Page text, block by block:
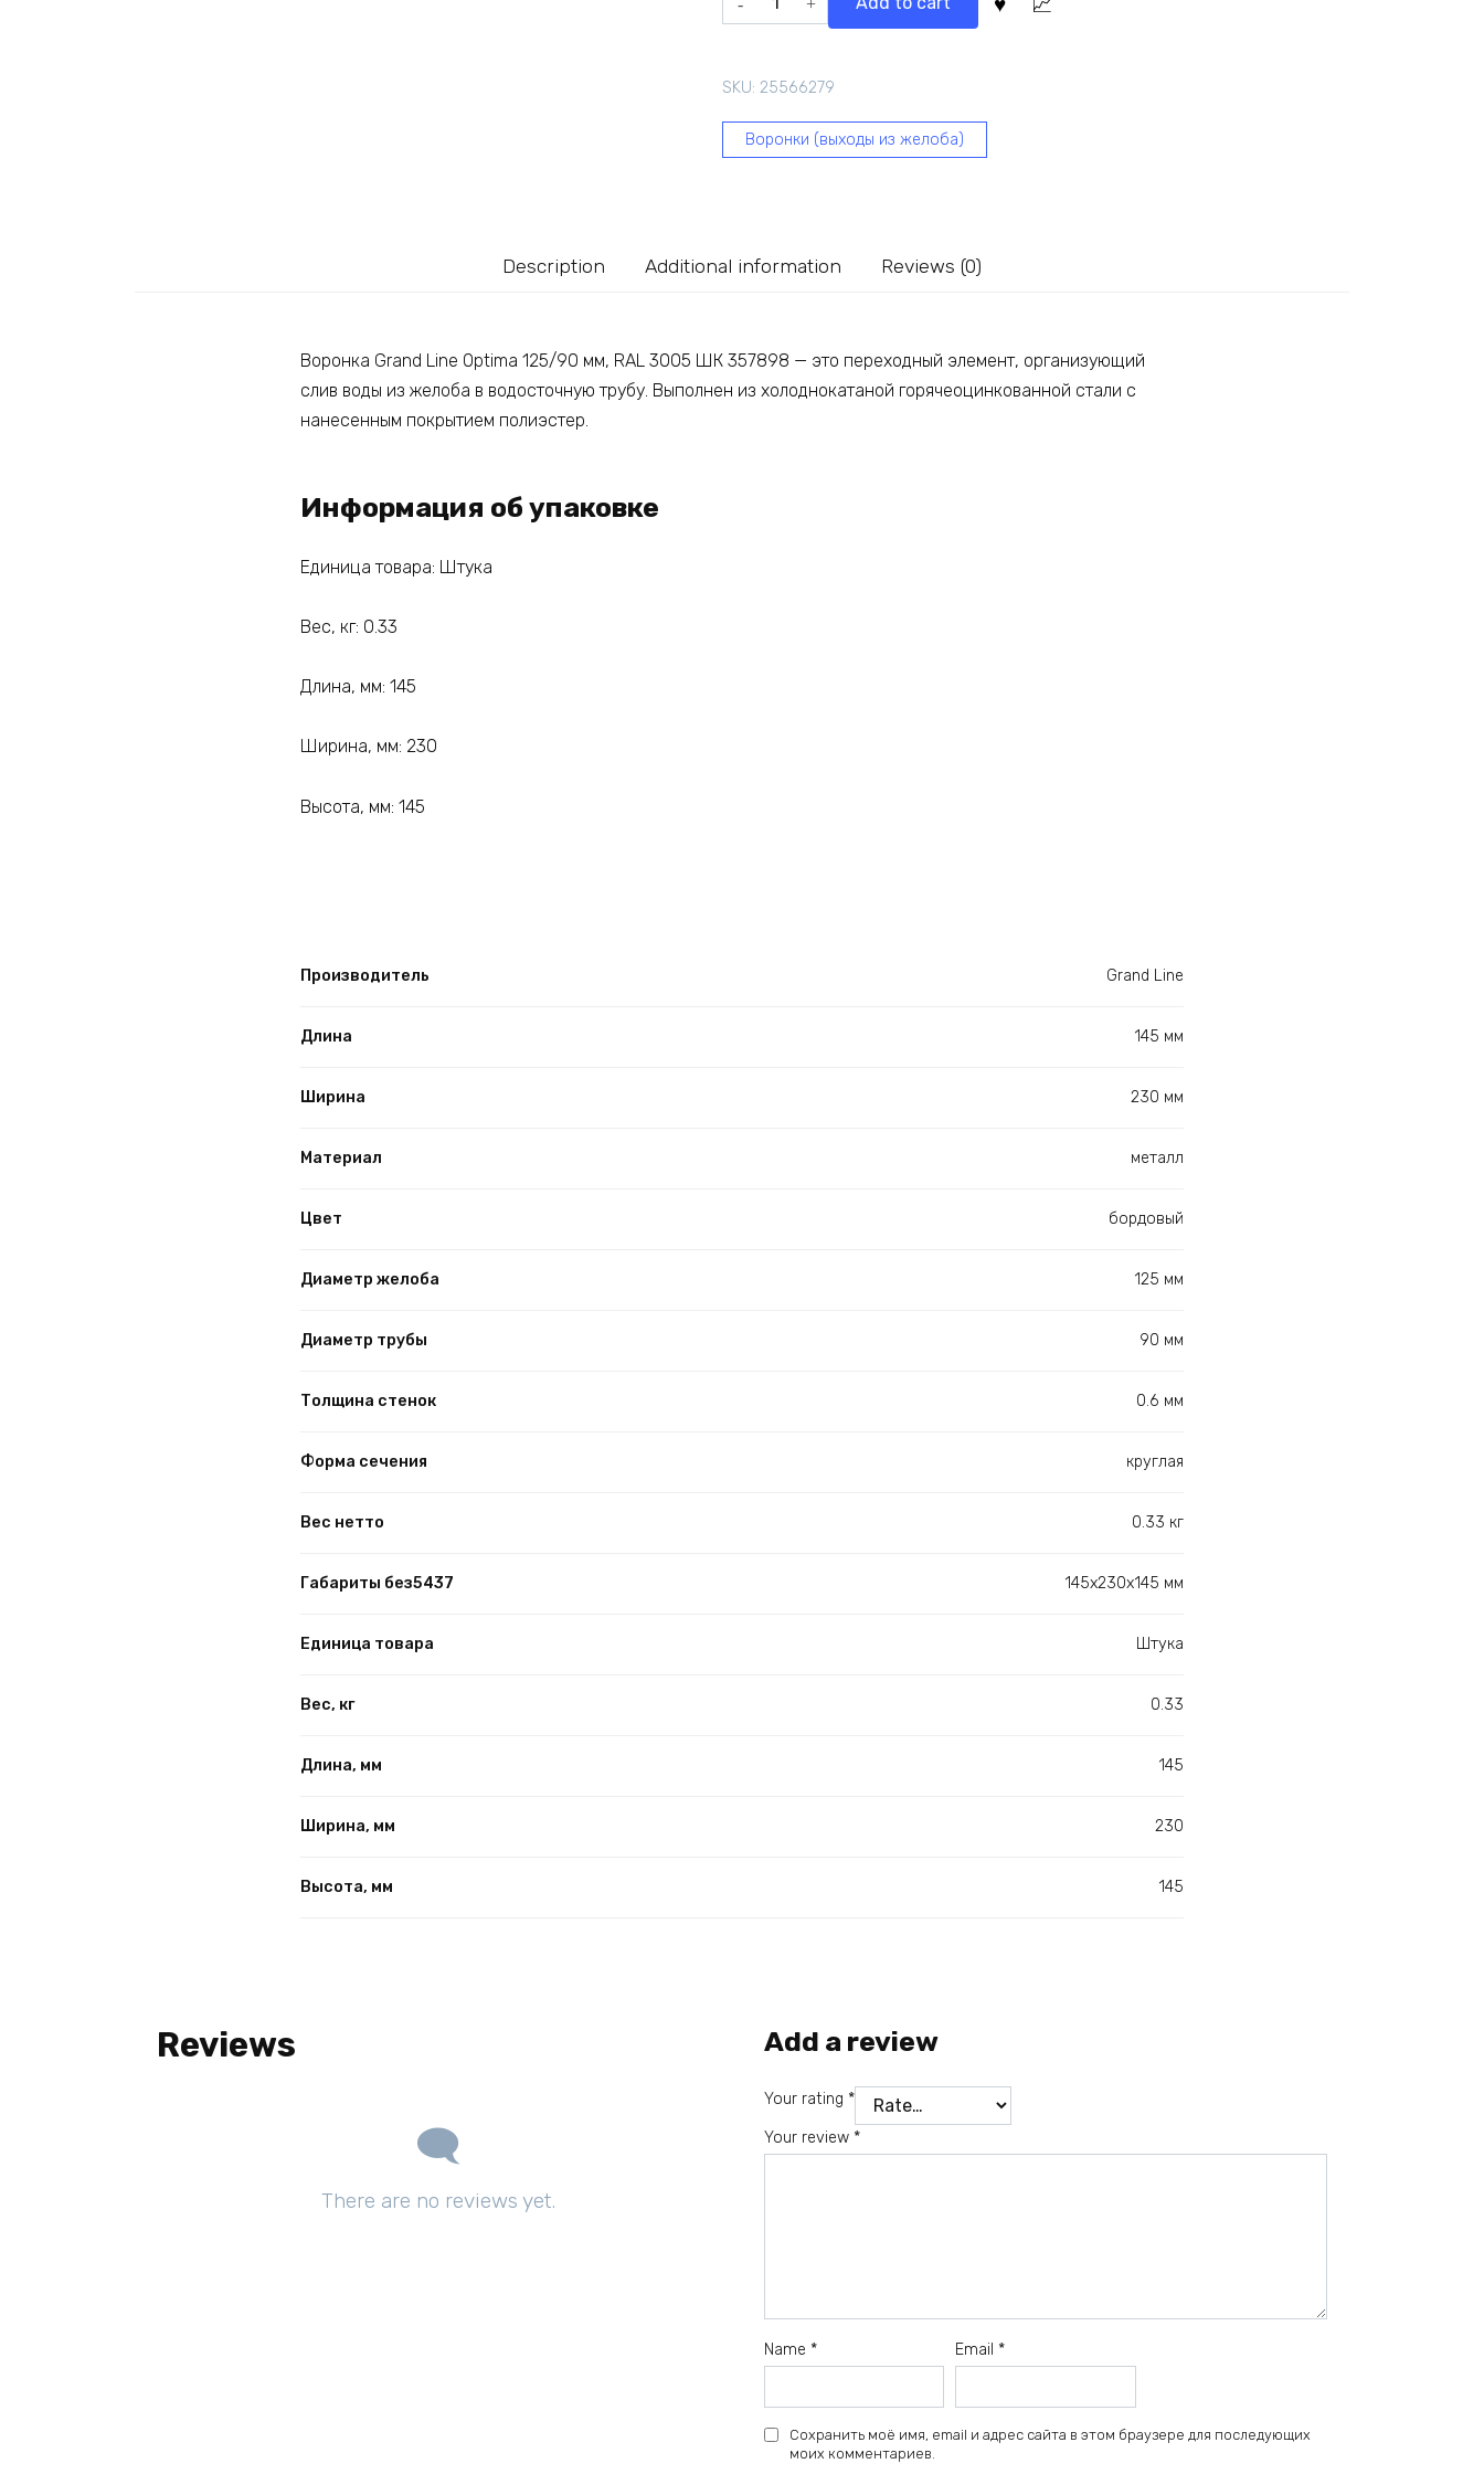
Grand
125/90
мм,
RAL
quantity
SKU: 25566279
Воронки (выходы из желоба)
Description Additional information Reviews (0)
Воронка Grand Line Optima 125/90 мм, RAL 3005 ШК 357898 — это переходный элемент, организующий
слив воды из желоба в водосточную трубу. Выполнен из холоднокатаной горячеоцинкованной стали с
нанесенным покрытием полиэстер.
Информация об упаковке
Единица товара: Штука
Вес, кг: 0.33
Длина, мм: 145
Ширина, мм: 230
Высота, мм: 145
Производитель Grand Line
Длина 145 мм
Ширина 230 мм
Материал металл
Цвет бордовый
Диаметр желоба 125 мм
Диаметр трубы 90 мм
Толщина стенок 0.6 мм
Форма сечения круглая
Вес нетто 0.33 кг
Габариты без5437 145х230х145 мм
Единица товара Штука
Вес, кг 0.33
Длина, мм 145
Ширина, мм 230
Высота, мм 145
Reviews
There are no reviews yet.
Add a review
Your rating *
Your review *
Name * Email *
Сохранить моё имя, email и адрес сайта в этом браузере для последующих
моих комментариев.